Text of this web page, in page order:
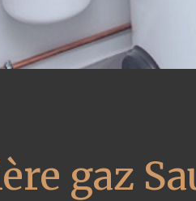
gaz